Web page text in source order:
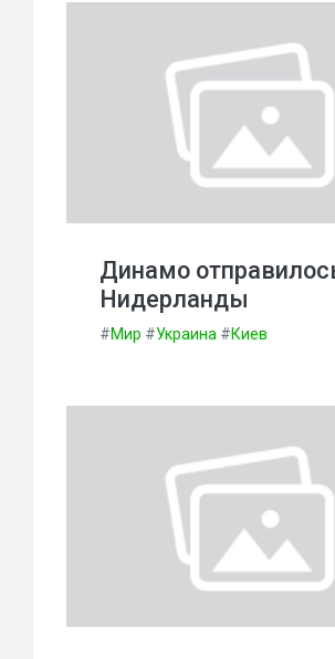
Динамо
Нидерланды
#Мир #Украина #Киев